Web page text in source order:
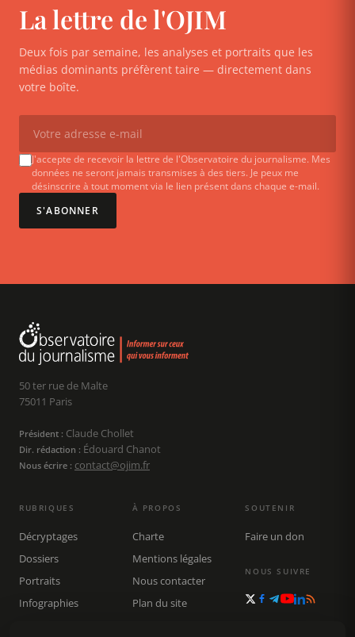
La lettre de l'OJIM
Deux fois par semaine, les analyses et portraits que les
médias dominants préfèrent taire — directement dans
votre boîte.
J'accepte de recevoir la lettre de l'Observatoire du journalisme. Mes
données ne seront jamais transmises à des tiers. Je peux me
désinscrire à tout moment via le lien présent dans chaque e-mail.
S'ABONNER
50 ter rue de Malte
75011 Paris
Président : Claude Chollet
Dir. rédaction : Édouard Chanot
Nous écrire : contact@ojim.fr
RUBRIQUES
Décryptages
Dossiers
Portraits
Infographies
À PROPOS
Charte
Mentions légales
Nous contacter
Plan du site
SOUTENIR
Faire un don
NOUS SUIVRE